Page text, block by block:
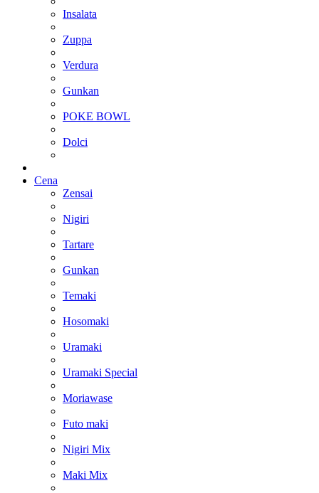
Insalata
Zuppa
Verdura
Gunkan
POKE BOWL
Dolci
Cena
Zensai
Nigiri
Tartare
Gunkan
Temaki
Hosomaki
Uramaki
Uramaki Special
Moriawase
Futo maki
Nigiri Mix
Maki Mix